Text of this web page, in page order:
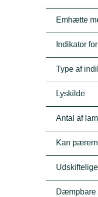
Emhætte
Indikator
Type af
Lyskilde
Antal af
Kan
Dæmpbare